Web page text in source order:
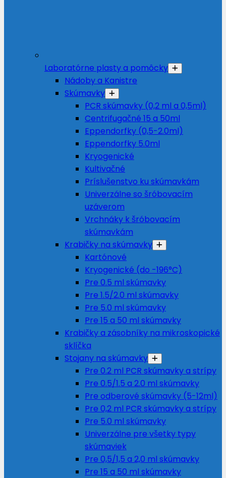
Laboratórne plasty a pomôcky
Nádoby a Kanistre
Skúmavky
PCR skúmavky (0,2 ml a 0,5ml)
Centrifugačné 15 a 50ml
Eppendorfky (0,5-2.0ml)
Eppendorfky 5.0ml
Kryogenické
Kultivačné
Príslušenstvo ku skúmavkám
Univerzálne so šróbovacím
uzáverom
Vrchnáky k šróbovacím
skúmavkám
Krabičky na skúmavky
Kartónové
Kryogenické (do -196°C)
Pre 0.5 ml skúmavky
Pre 1.5/2.0 ml skúmavky
Pre 5.0 ml skúmavky
Pre 15 a 50 ml skúmavky
Krabičky a zásobníky na mikroskopické
sklíčka
Stojany na skúmavky
Pre 0.2 ml PCR skúmavky a strípy
Pre 0.5/1.5 a 2.0 ml skúmavky
Pre odberové skúmavky (5-12ml)
Pre 0,2 ml PCR skúmavky a strípy
Pre 5.0 ml skúmavky
Univerzálne pre všetky typy
skúmaviek
Pre 0,5/1,5 a 2,0 ml skúmavky
Pre 15 a 50 ml skúmavky